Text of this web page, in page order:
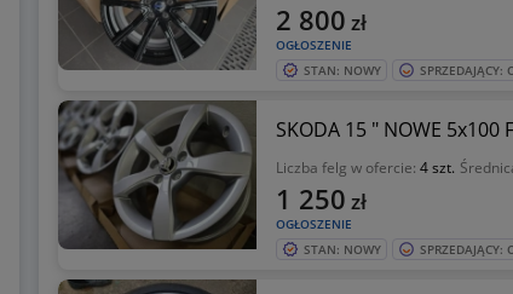
OGŁOSZENIE
2 800 zł
STAN: NOWY SPRZEDAJĄCY:
SKODA 15 " NOWE
Liczba felg w ofercie: 4 szt.
OGŁOSZENIE
1 250 zł
STAN: NOWY SPRZEDAJĄCY: